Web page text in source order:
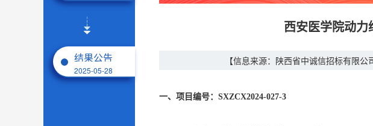
结果公告
2025-05-28
西安医学院动
【信息来源：陕西省中诚信招标有限公
一、项目编号：SXZCX2024-027-3